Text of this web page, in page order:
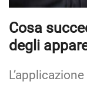
Cosa
degli